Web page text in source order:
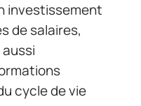
investissement
de salaires,
cycle de vie